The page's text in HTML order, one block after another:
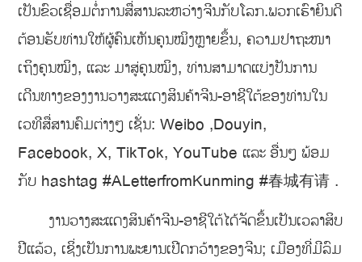
ເປັນຂົວເຊື່ອມຕໍ່ການສື່ສານລະຫວ່າງຈີນກັບໂລກ.ພວກເຮົາຍິນດີ
ຕ້ອນຮັບທ່ານໃຫ້ຜູ້ຄົນເຫັນຄຸນໝິງຫຼາຍຂຶ້ນ, ຄວາມປາຖະໜາ
ເຖິງຄຸນໝິງ, ແລະ ມາສູ່ຄຸນໝິງ, ທ່ານສາມາດແບ່ງປັນການ
ເດີນທາງຂອງງານວາງສະແດງສິນຄ້າຈີນ-ອາຊີໃຕ້ຂອງທ່ານໃນ
ເວທີສື່ສານຄົມຕ່າງໆ ເຊັ່ນ: Weibo ,Douyin,
Facebook, X, TikTok, YouTube ແລະ ອື່ນໆ ພ້ອມ
ກັບ hashtag #ALetterfromKunming #春城有请 .
ງານວາງສະແດງສິນຄ້າຈີນ-ອາຊີໃຕ້ໄດ້ຈັດຂຶ້ນເປັນເວລາສິບ
ປີແລ້ວ, ເຊິ່ງເປັນການພະຍານເປີດກວ້າງຂອງຈີນ; ເມືອງທີ່ມີລົມ